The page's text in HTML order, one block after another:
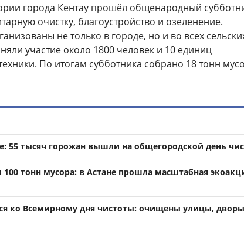
города Кентау прошёл общенародный
очистку, благоустройство и озеленение.
не только в городе, но и во всех
участие около 1800 человек и 10 единиц
По итогам субботника собрано 18 тонн
55 тысяч горожан вышли на общегородской день
тонн мусора: в Астане прошла масштабная
ко Всемирному дня чистоты: очищены улицы,